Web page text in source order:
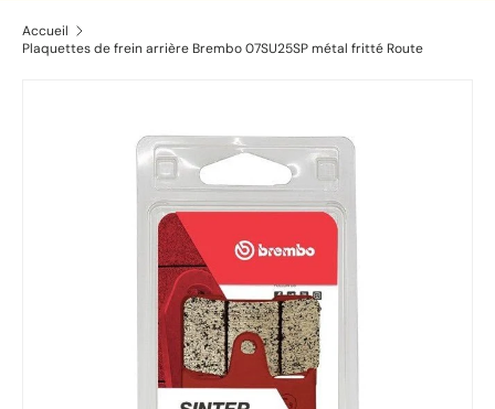
Accueil
Plaquettes de frein arrière Brembo 07SU25SP métal fritté Route